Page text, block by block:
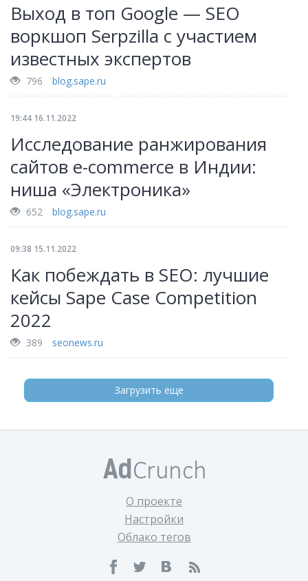
Выход в топ Google — SEO
воркшоп Serpzilla с участием
известных экспертов
796 blog.sape.ru
19:44 16.11.2022
Исследование ранжирования
сайтов e-commerce в Индии:
ниша «Электроника»
652 blog.sape.ru
09:38 15.11.2022
Как побеждать в SEO: лучшие
кейсы Sape Case Competition
2022
389 seonews.ru
Загрузить еще
О проекте
Настройки
Облако тегов